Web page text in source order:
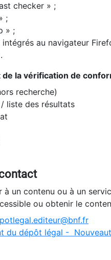
checker » ;
;
» ;
au navigateur
de la vérification de
recherche)
/ liste des résultats
à un contenu ou à un
ou obtenir le
du dépôt légal -